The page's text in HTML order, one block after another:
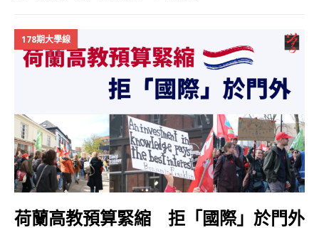
178期大學線
荷蘭高教預算緊縮 拒「國際」於門外